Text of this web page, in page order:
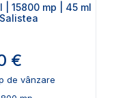
15800 mp | 45 ml
€
de vânzare